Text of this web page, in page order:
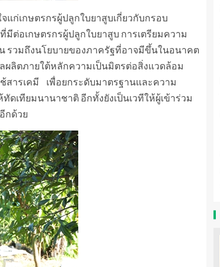
แก่เกษตรกรผู้ปลูกใบยาสูบเกี่ยวกับกรอบ
อเกษตรกรผู้ปลูกใบยาสูบ การเตรียมความ
วมถึงนโยบายของภาครัฐที่อาจมีขึ้นในอนาคต
ผลิตภายใต้หลักความเป็นมิตรต่อสิ่งแวดล้อม
สารเคมี เพื่อยกระดับมาตรฐานและความ
เทียมนานาชาติ อีกทั้งยังเป็นเวทีให้ผู้เข้าร่วม
กด้วย